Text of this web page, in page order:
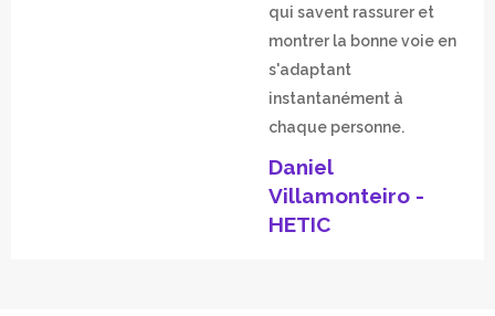
qui savent rassurer et
montrer la bonne voie en
s'adaptant
instantanément à
chaque personne.
Daniel
Villamonteiro -
HETIC